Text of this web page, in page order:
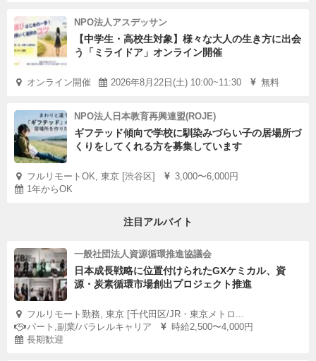
NPO法人アスデッサン
【中学生・高校生対象】様々な大人の生き方に出会
う「ミライドア」オンライン開催
オンライン開催 2026年8月22日(土) 10:00~11:30 無料
NPO法人日本教育再興連盟(ROJE)
ギフテッド傾向で学校に馴染みづらい子の居場所づ
くりをしてくれる方を募集しています
フルリモートOK, 東京 [渋谷区]
3,000〜6,000円
1年からOK
注目アルバイト
一般社団法人資源循環推進協議会
日本成長戦略に位置付けられたGXケミカル、資
源・炭素循環市場創出プロジェクト推進
フルリモート勤務, 東京 [千代田区/JR・東京メトロ...
パート,副業/パラレルキャリア
時給2,500〜4,000円
長期歓迎